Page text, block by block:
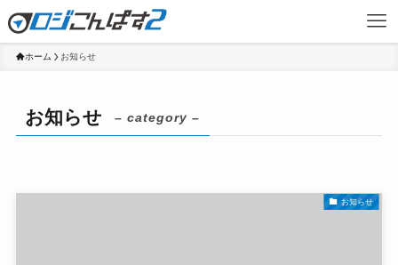
ホーム お知らせ
お知らせ – category –
お知らせ